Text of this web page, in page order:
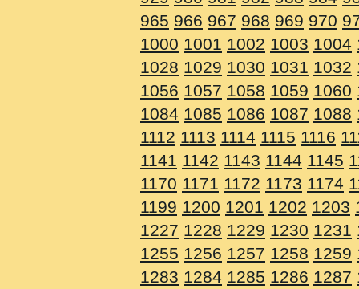
965 966 967 968 969 970
1000 1001 1002 1003 1004
1028 1029 1030 1031 1032
1056 1057 1058 1059 1060
1084 1085 1086 1087 1088
1112 1113 1114 1115 1116
1141 1142 1143 1144 1145
1170 1171 1172 1173 1174
1199 1200 1201 1202 1203
1227 1228 1229 1230 1231
1255 1256 1257 1258 1259
1283 1284 1285 1286 1287